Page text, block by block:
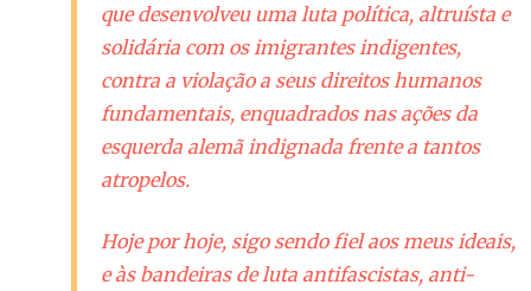
que desenvolveu uma luta política, altruísta e
solidária com os imigrantes indigentes,
contra a violação a seus direitos humanos
fundamentais, enquadrados nas ações da
esquerda alemã indignada frente a tantos
atropelos.
Hoje por hoje, sigo sendo fiel aos meus ideais,
e às bandeiras de luta antifascistas, anti-